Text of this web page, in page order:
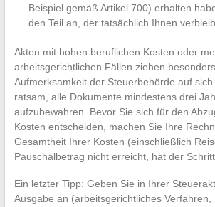
Beispiel gemäß Artikel 700) erhalten
den Teil an, der tatsächlich Ihnen
Akten mit hohen beruflichen Kosten oder
arbeitsgerichtlichen Fällen ziehen
Aufmerksamkeit der Steuerbehörde auf
ratsam, alle Dokumente mindestens drei
aufzubewahren. Bevor Sie sich für den
Kosten entscheiden, machen Sie Ihre
Gesamtheit Ihrer Kosten (einschließlich
Pauschalbetrag nicht erreicht, hat der
Ein letzter Tipp: Geben Sie in Ihrer
Ausgabe an (arbeitsgerichtliches